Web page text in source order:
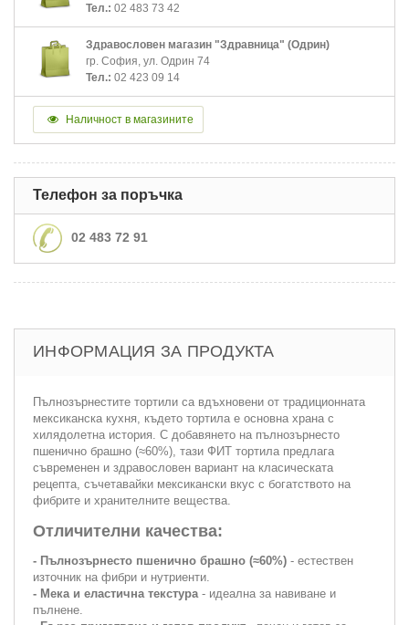
Тел.: 02 483 73 42
Здравословен магазин "Здравница" (Одрин)
гр. София, ул. Одрин 74
Тел.: 02 423 09 14
Наличност в магазините
Телефон за поръчка
02 483 72 91
ИНФОРМАЦИЯ ЗА ПРОДУКТА
Пълнозърнестите тортили са вдъхновени от традиционната
мексиканска кухня, където тортила е основна храна с
хилядолетна история. С добавянето на пълнозърнесто
пшенично брашно (≈60%), тази ФИТ тортила предлага
съвременен и здравословен вариант на класическата
рецепта, съчетавайки мексикански вкус с богатството на
фибрите и хранителните вещества.
Отличителни качества:
- Пълнозърнесто пшенично брашно (≈60%) - естествен
източник на фибри и нутриенти.
- Мека и еластична текстура - идеална за навиване и
пълнене.